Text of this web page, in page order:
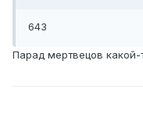
643
Парад мертвецов какой-